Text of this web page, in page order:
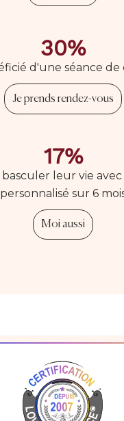
30%
d'une séance de
Je prends rendez-vous
17%
leur vie avec
personnalisé sur 6
Moi aussi